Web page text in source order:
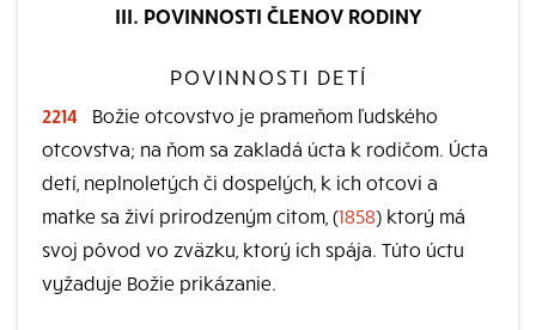
III. POVINNOSTI ČLENOV RODINY
POVINNOSTI DETÍ
2214
Božie otcovstvo je prameňom ľudského
otcovstva; na ňom sa zakladá úcta k rodičom. Úcta
detí, neplnoletých či dospelých, k ich otcovi a
matke sa živí prirodzeným citom, (1858) ktorý má
svoj pôvod vo zväzku, ktorý ich spája. Túto úctu
vyžaduje Božie prikázanie.